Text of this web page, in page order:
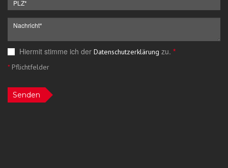
Hiermit stimme ich der Datenschutzerklärung zu. *
*Pflichtfelder
Senden